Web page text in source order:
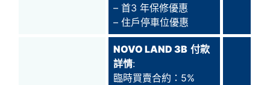
– 首3 年保修優惠
– 住戶停車位優惠
NOVO LAND 3B 付款
詳情:
臨時買賣合約：5%